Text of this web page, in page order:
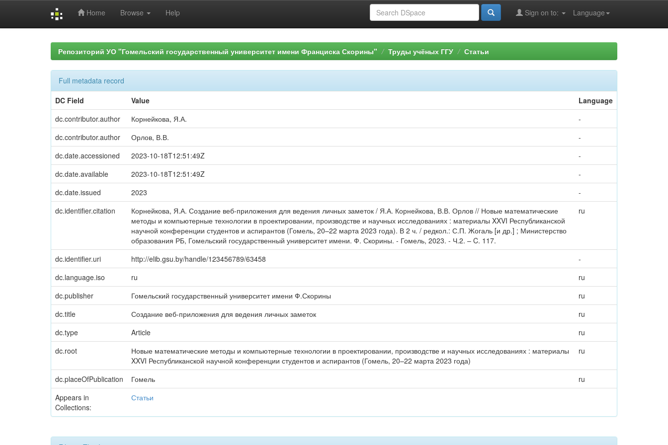
Home Browse Help Language
Sign on to:
Репозиторий УО "Гомельский государственный университет имени Франциска Скорины" Труды учёных ГГУ Статьи
Full metadata record
DC Field
Value
Language
dc.contributor.author
Корнейкова, Я.А.
-
dc.contributor.author
Орлов, В.В.
-
dc.date.accessioned
2023-10-18T12:51:49Z
-
dc.date.available
2023-10-18T12:51:49Z
-
dc.date.issued
2023
-
dc.identifier.citation
Корнейкова, Я.А. Создание веб-приложения для ведения личных заметок / Я.А. Корнейкова, В.В. Орлов // Новые математические
методы и компьютерные технологии в проектировании, производстве и научных исследованиях : материалы XXVI Республиканской
научной конференции студентов и аспирантов (Гомель, 20–22 марта 2023 года). В 2 ч. / редкол.: С.П. Жогаль [и др.] ; Министерство
образования РБ, Гомельский государственный университет имени. Ф. Скорины. - Гомель, 2023. - Ч.2. – C. 117.
ru
dc.identifier.uri http://elib.gsu.by/handle/123456789/63458
-
dc.language.iso
ru
ru
dc.publisher
Гомельский государственный университет имени Ф.Скорины
ru
dc.title
Создание веб-приложения для ведения личных заметок
ru
dc.type
Article
ru
dc.root
Новые математические методы и компьютерные технологии в проектировании, производстве и научных исследованиях : материалы
XXVI Республиканской научной конференции студентов и аспирантов (Гомель, 20–22 марта 2023 года)
ru
dc.placeOfPublication Гомель
ru
Appears in
Collections:
Статьи